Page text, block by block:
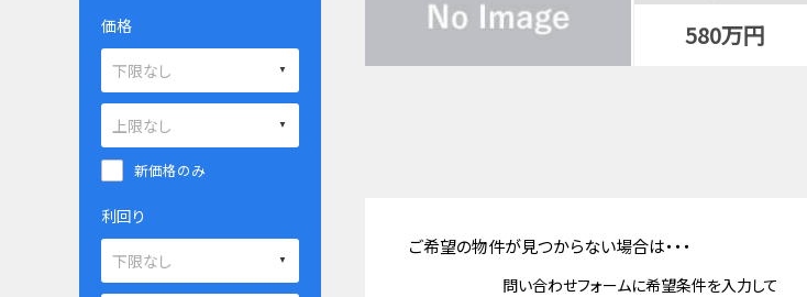
580万円
ご希望の物件が見つからない場合は・・・
問い合わせフォームに希望条件を入力して
価格
新価格のみ
利回り